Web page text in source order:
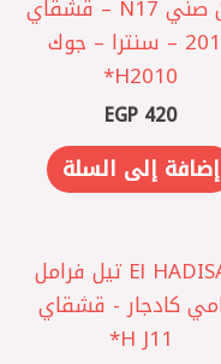
بنزين صني N17 – قشقاي
2010 – سنترا – جوك
2010 ‏H*
EGP 420
إضافة إلى السلة